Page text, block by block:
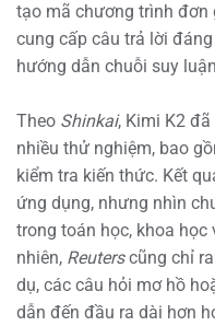
tạo mã chương trình đơn
cung cấp câu trả lời
hướng dẫn chuỗi suy
Theo Shinkai, Kimi K2 đã
nhiều thử nghiệm, bao
kiểm tra kiến thức. Kết
ứng dụng, nhưng nhìn
trong toán học, khoa học
nhiên, Reuterscũng chỉ
dụ, các câu hỏi mơ hồ
dẫn đến đầu ra dài hơn